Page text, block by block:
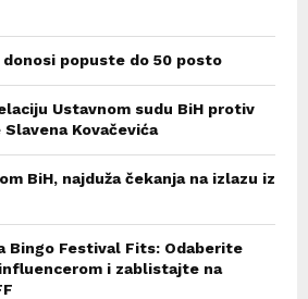
popuste do 50 posto
Ustavnom sudu BiH protiv
Kovačevića
BiH, najduža čekanja na izlazu iz
Bingo Festival Fits: Odaberite
i zablistajte na